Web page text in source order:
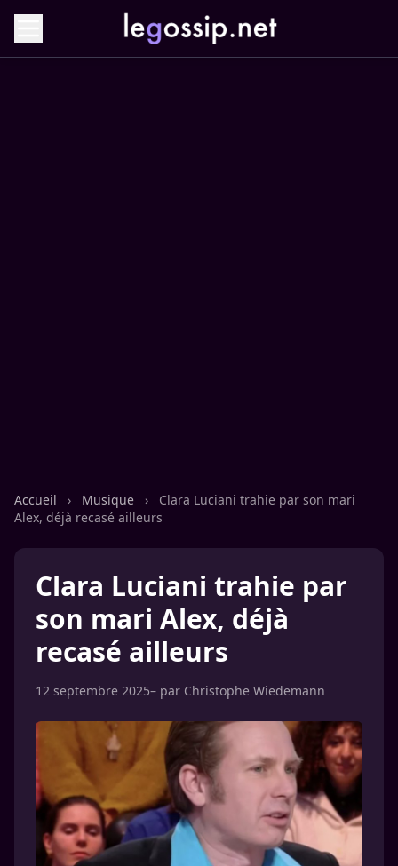
Accueil › Musique ›
Clara Luciani trahie par son mari
Alex, déjà recasé ailleurs
Clara Luciani trahie par
son mari Alex, déjà
recasé ailleurs
12 septembre 2025– par Christophe Wiedemann